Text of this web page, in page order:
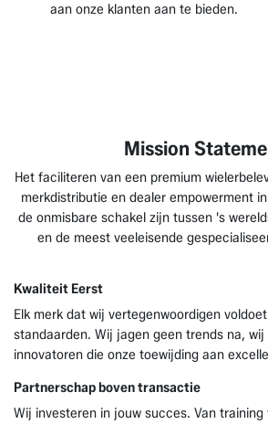
aan onze klanten aan te bieden.
Mission
Het faciliteren van een premium
merkdistributie en dealer empowerment
de onmisbare schakel zijn tussen 's
en de meest veeleisende
Kwaliteit Eerst
Elk merk dat wij vertegenwoordigen
standaarden. Wij jagen geen trends na,
innovatoren die onze toewijding aan
Partnerschap boven transactie
Wij investeren in jouw succes. Van